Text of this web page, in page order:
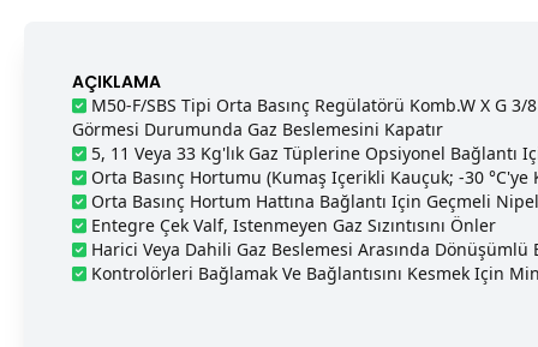
AÇIKLAMA
M50-F/SBS Tipi Orta Basınç Regülatörü Komb.W X G 3/
Görmesi Durumunda Gaz Beslemesini Kapatır
5, 11 Veya 33 Kg'lık Gaz Tüplerine Opsiyonel Bağlantı
Orta Basınç Hortumu (kumaş Içerikli Kauçuk; -30 °C'ye
Orta Basınç Hortum Hattına Bağlantı Için Geçmeli
Entegre Çek Valf, Istenmeyen Gaz Sızıntısını Önler
Harici Veya Dahili Gaz Beslemesi Arasında
Kontrolörleri Bağlamak Ve Bağlantısını Kesmek Için